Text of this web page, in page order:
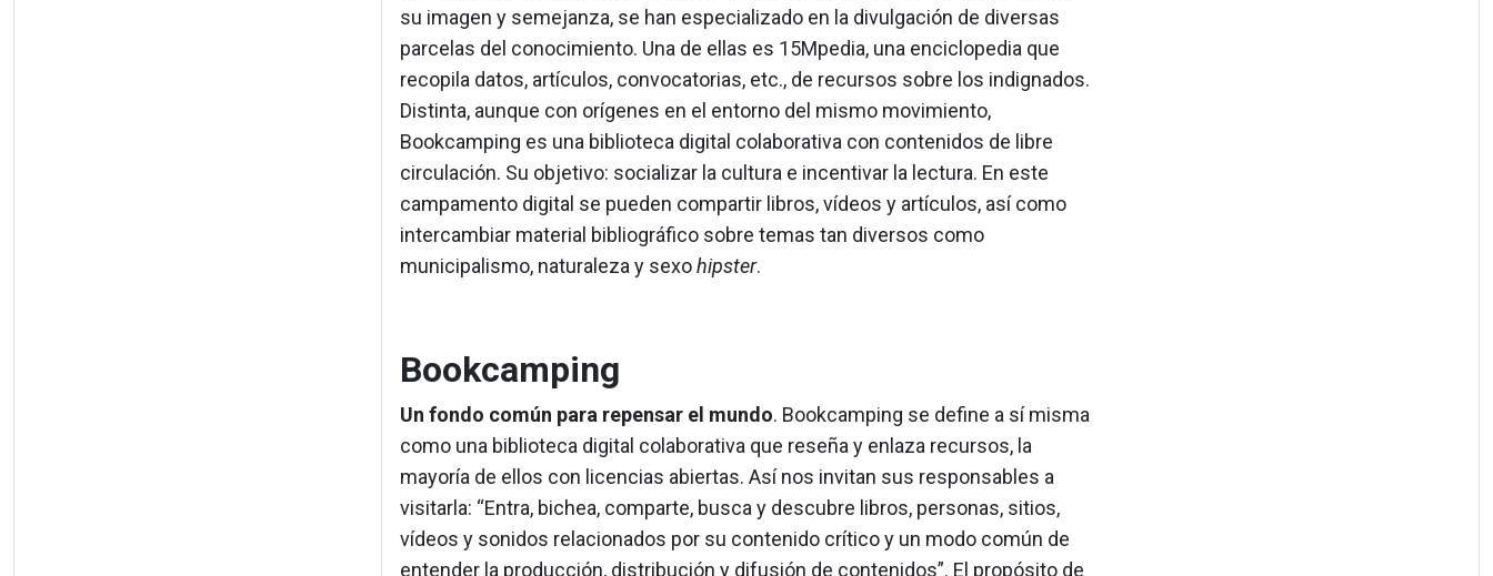
su imagen y semejanza, se han especializado en la divulgación de diversas
parcelas del conocimiento. Una de ellas es 15Mpedia, una enciclopedia que
recopila datos, artículos, convocatorias, etc., de recursos sobre los indignados.
Distinta, aunque con orígenes en el entorno del mismo movimiento,
Bookcamping es una biblioteca digital colaborativa con contenidos de libre
circulación. Su objetivo: socializar la cultura e incentivar la lectura. En este
campamento digital se pueden compartir libros, vídeos y artículos, así como
intercambiar material bibliográfico sobre temas tan diversos como
municipalismo, naturaleza y sexohipster.
Bookcamping
Un fondo común para repensar el mundo. Bookcamping se define a sí misma
como una biblioteca digital colaborativa que reseña y enlaza recursos, la
mayoría de ellos con licencias abiertas. Así nos invitan sus responsables a
visitarla: “Entra, bichea, comparte, busca y descubre libros, personas, sitios,
vídeos y sonidos relacionados por su contenido crítico y un modo común de
entender la producción, distribución y difusión de contenidos”. El propósito de